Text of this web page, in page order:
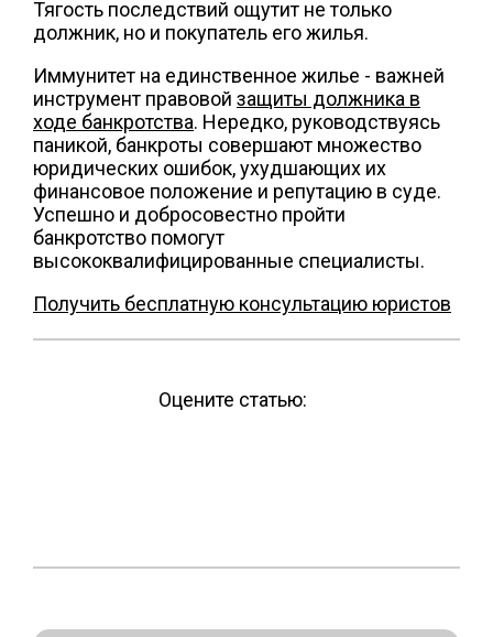
Тягость последствий ощутит не только
должник, но и покупатель его жилья.
Иммунитет на единственное жилье - важней
инструмент правовой защиты должника в
ходе банкротства. Нередко, руководствуясь
паникой, банкроты совершают множество
юридических ошибок, ухудшающих их
финансовое положение и репутацию в суде.
Успешно и добросовестно пройти
банкротство помогут
высококвалифицированные специалисты.
Получить бесплатную консультацию юристов
Оцените статью: